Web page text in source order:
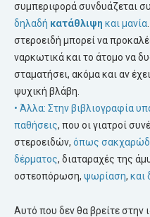
συμπεριφορά συνδυάζεται
δηλαδή κατάθλιψη και μανία
στεροειδή μπορεί να
ναρκωτικά και το άτομο να
σταματήσει, ακόμα και αν
ψυχική βλάβη.
• Άλλα: Στην βιβλιογραφία
παθήσεις, που οι γιατροί
στεροειδών, όπως
δέρματος, διαταραχές της
οστεοπόρωση, ψωρίαση, και
Αυτό που δεν θα βρείτε στην